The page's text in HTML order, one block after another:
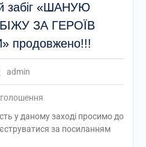
забіг «ШАНУЮ
ЗА ГЕРОЇВ
продовжено!!!
admin
у даному заході просимо до
за посиланням